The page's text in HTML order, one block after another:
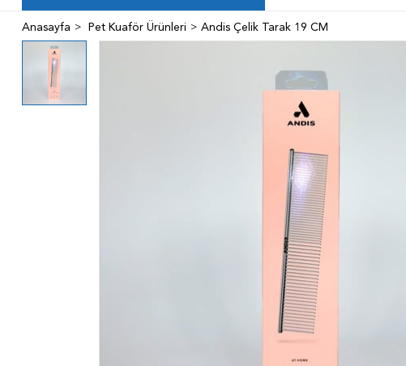
Anasayfa Pet Kuaför Ürünleri Andis Çelik Tarak 19 CM